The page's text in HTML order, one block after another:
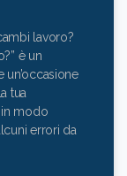
lavoro?
è un
tua
modo
errori da